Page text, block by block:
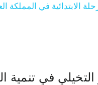
الابتدائية في المملكة
التخيلي في تنمية